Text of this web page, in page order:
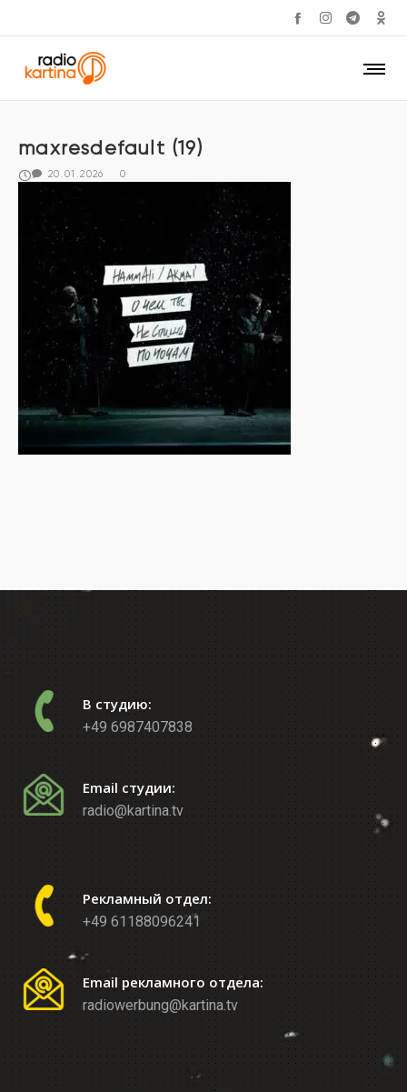
maxresdefault (19)
20.01.2026 0
В студию:
+49 6987407838
Email студии:
radio@kartina.tv
Рекламный отдел:
+49 61188096241
Email рекламного отдела:
radiowerbung@kartina.tv